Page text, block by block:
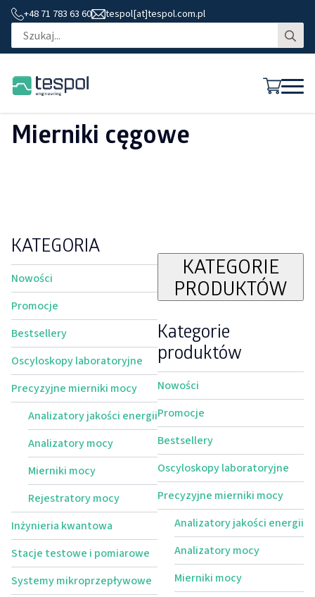
+48 71 783 63 60 tespol[at]tespol.com.pl
Mierniki cęgowe
KATEGORIA
Nowości
Promocje
Bestsellery
Oscyloskopy laboratoryjne
Precyzyjne mierniki mocy
Analizatory jakości energii
Analizatory mocy
Mierniki mocy
Rejestratory mocy
Inżynieria kwantowa
Stacje testowe i pomiarowe
Systemy mikroprzepływowe
KATEGORIE
PRODUKTÓW
Kategorie
produktów
Nowości
Promocje
Bestsellery
Oscyloskopy laboratoryjne
Precyzyjne mierniki mocy
Analizatory jakości energii
Analizatory mocy
Mierniki mocy